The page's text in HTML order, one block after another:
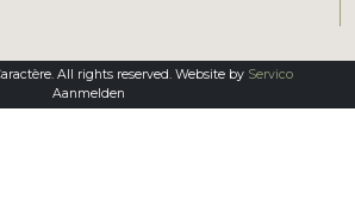
All rights reserved. Website by Servico
Aanmelden